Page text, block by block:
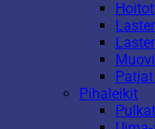
Pihaleikit